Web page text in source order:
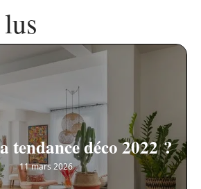
tendance déco 2022 ?
11 mars 2026